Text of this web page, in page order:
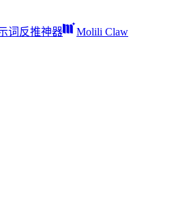
词反推神器 Molili Claw